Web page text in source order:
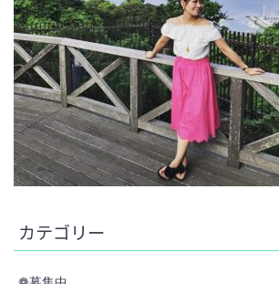
カテゴリー